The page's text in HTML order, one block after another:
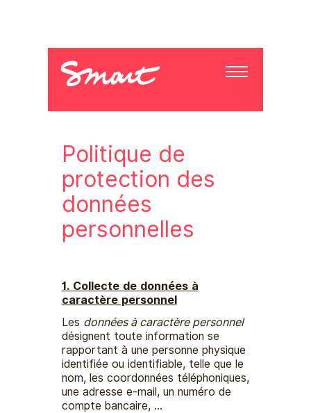
Politique de
protection des
données
personnelles
1. Collecte de données à
caractère personnel
Les données à caractère personnel
désignent toute information se
rapportant à une personne physique
identifiée ou identifiable, telle que le
nom, les coordonnées téléphoniques,
une adresse e-mail, un numéro de
compte bancaire, …